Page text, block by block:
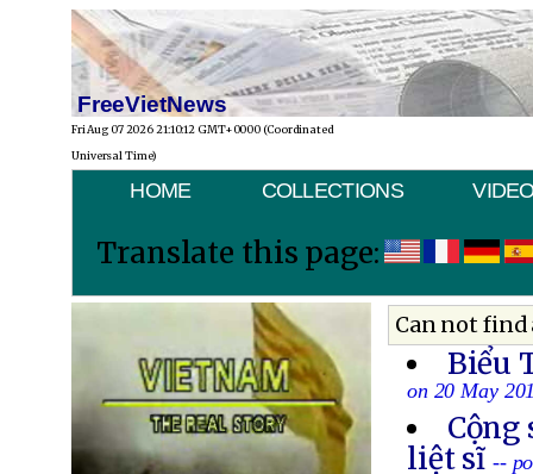
FreeVietNews
Fri Aug 07 2026 21:10:12 GMT+0000 (Coordinated
Universal Time)
HOME COLLECTIONS
Translate this page:
Can not
Biểu
on 20 May
Cộng
liệt sĩ --